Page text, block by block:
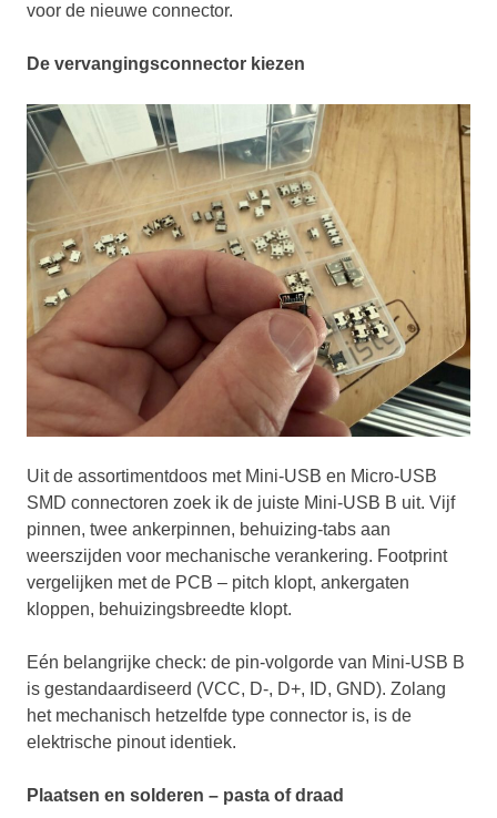
voor de nieuwe connector.
De vervangingsconnector kiezen
Uit de assortimentdoos met Mini-USB en Micro-USB
SMD connectoren zoek ik de juiste Mini-USB B uit. Vijf
pinnen, twee ankerpinnen, behuizing-tabs aan
weerszijden voor mechanische verankering. Footprint
vergelijken met de PCB – pitch klopt, ankergaten
kloppen, behuizingsbreedte klopt.
Eén belangrijke check: de pin-volgorde van Mini-USB B
is gestandaardiseerd (VCC, D-, D+, ID, GND). Zolang
het mechanisch hetzelfde type connector is, is de
elektrische pinout identiek.
Plaatsen en solderen – pasta of draad